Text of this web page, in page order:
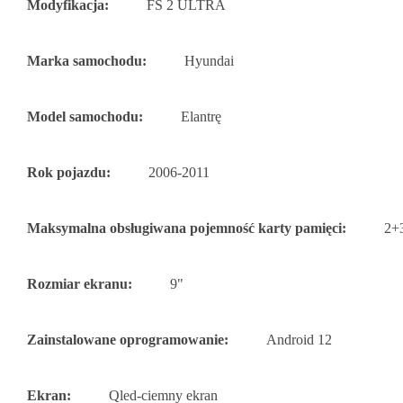
Modyfikacja: FS 2 ULTRA
Marka samochodu: Hyundai
Model samochodu: Elantrę
Rok pojazdu: 2006-2011
Maksymalna obsługiwana pojemność karty pamięci:
Rozmiar ekranu: 9"
Zainstalowane oprogramowanie: Android 12
Ekran: Qled-ciemny ekran